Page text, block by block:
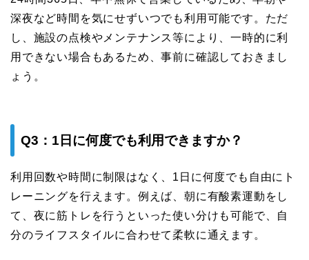
深夜など時間を気にせずいつでも利用可能です。ただ
し、施設の点検やメンテナンス等により、一時的に利
用できない場合もあるため、事前に確認しておきまし
ょう。
Q3：1日に何度でも利用できますか？
利用回数や時間に制限はなく、1日に何度でも自由にト
レーニングを行えます。例えば、朝に有酸素運動をし
て、夜に筋トレを行うといった使い分けも可能で、自
分のライフスタイルに合わせて柔軟に通えます。